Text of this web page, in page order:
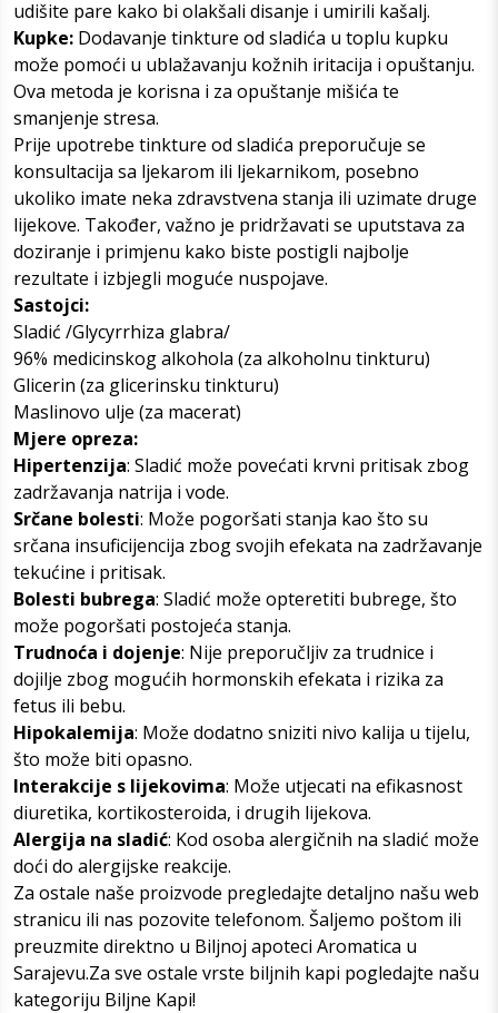
udišite pare kako bi olakšali disanje i umirili kašalj.
Kupke: Dodavanje tinkture od sladića u toplu kupku
može pomoći u ublažavanju kožnih iritacija i opuštanju.
Ova metoda je korisna i za opuštanje mišića te
smanjenje stresa.
Prije upotrebe tinkture od sladića preporučuje se
konsultacija sa ljekarom ili ljekarnikom, posebno
ukoliko imate neka zdravstvena stanja ili uzimate druge
lijekove. Također, važno je pridržavati se uputstava za
doziranje i primjenu kako biste postigli najbolje
rezultate i izbjegli moguće nuspojave.
Sastojci:
Sladić /Glycyrrhiza glabra/
96% medicinskog alkohola (za alkoholnu tinkturu)
Glicerin (za glicerinsku tinkturu)
Maslinovo ulje (za macerat)
Mjere opreza:
Hipertenzija: Sladić može povećati krvni pritisak zbog
zadržavanja natrija i vode.
Srčane bolesti: Može pogoršati stanja kao što su
srčana insuficijencija zbog svojih efekata na zadržavanje
tekućine i pritisak.
Bolesti bubrega: Sladić može opteretiti bubrege, što
može pogoršati postojeća stanja.
Trudnoća i dojenje: Nije preporučljiv za trudnice i
dojilje zbog mogućih hormonskih efekata i rizika za
fetus ili bebu.
Hipokalemija: Može dodatno sniziti nivo kalija u tijelu,
što može biti opasno.
Interakcije s lijekovima: Može utjecati na efikasnost
diuretika, kortikosteroida, i drugih lijekova.
Alergija na sladić: Kod osoba alergičnih na sladić može
doći do alergijske reakcije.
Za ostale naše proizvode pregledajte detaljno našu web
stranicu ili nas pozovite telefonom. Šaljemo poštom ili
preuzmite direktno u Biljnoj apoteci Aromatica u
Sarajevu.Za sve ostale vrste biljnih kapi pogledajte našu
kategoriju Biljne Kapi!